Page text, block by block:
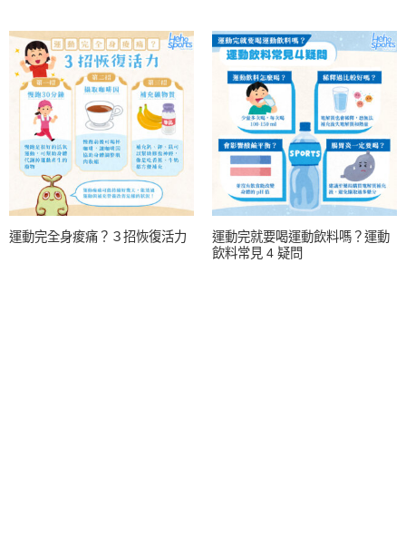
運動完全身痠痛？３招恢復活力
運動完就要喝運動飲料嗎？運動
飲料常見 4 疑問